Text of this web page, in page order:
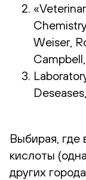
Weiser,
Выбирая,
кислоты
других